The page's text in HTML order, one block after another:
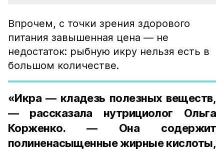
Впрочем, с точки зрения здорового
питания завышенная цена — не
недостаток: рыбную икру нельзя есть в
большом количестве.
«Икра — кладезь полезных веществ,
— рассказала нутрициолог Ольга
Корженко. — Она содержит
полиненасыщенные жирные кислоты,